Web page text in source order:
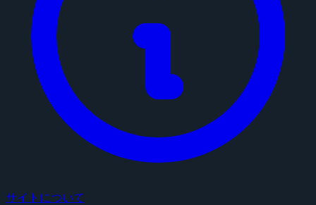
サイトについて